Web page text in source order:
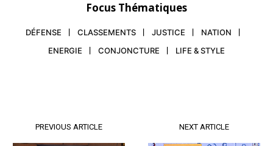
Focus Thématiques
DÉFENSE CLASSEMENTS JUSTICE
NATION
ENERGIE
CONJONCTURE LIFE & STYLE
PREVIOUS ARTICLE NEXT ARTICLE